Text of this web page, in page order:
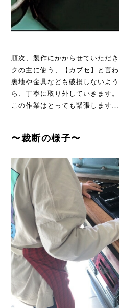
順次、製作にかからせていただ
クの主に使う、【カブセ】と言
裏地や金具なども破損しないよ
ら、丁寧に取り外していきます
この作業はとっても緊張します…
〜裁断の様子〜